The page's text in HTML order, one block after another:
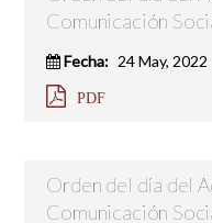
Comunicación
Fecha: 24 May, 2022
PDF
Orden del día del
Comunicación